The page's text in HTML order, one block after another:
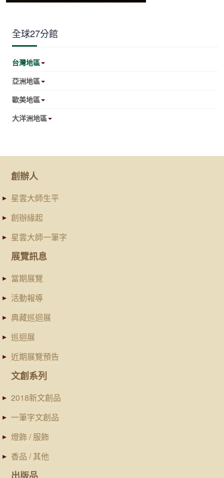
全球27分館
台灣地區
亞洲地區
歐美地區
大洋洲地區
創辦人
星雲大師生平
創辦緣起
星雲大師一筆字
展覽訊息
當期展覽
活動報導
典藏巡迴展
巡迴展
近期展覽預告
文創系列
2018新文創品
一筆字文創品
燈飾 / 服飾
香品 / 其他